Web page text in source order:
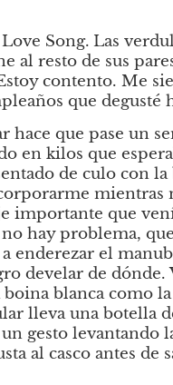
Song. Las
al resto de sus
contento. Me
que degusté
hace que pase un
en kilos que
de culo con
mientras
importante que
hay problema,
enderezar el
develar de
blanca como
lleva una botella
gesto levantando
al casco antes